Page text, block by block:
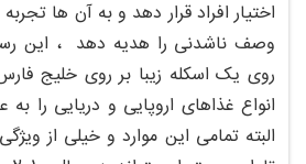
اختیار افراد قرار دهد و به آن ها
وصف ناشدنی را هدیه دهد ، این
روی یک اسکله زیبا بر روی خلیج فارس
انواع غذاهای اروپایی و دریایی را به
البته تمامی این موارد و خیلی از